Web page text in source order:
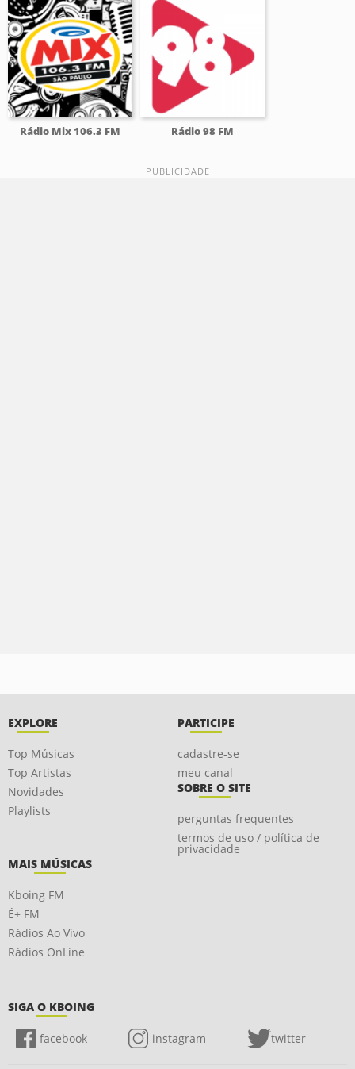
Rádio Mix 106.3 FM Rádio 98 FM
EXPLORE
Top Músicas
Top Artistas
Novidades
Playlists
PARTICIPE
cadastre-se
meu canal
SOBRE O SITE
perguntas frequentes
termos de uso / política de
privacidade
MAIS MÚSICAS
Kboing FM
É+ FM
Rádios Ao Vivo
Rádios OnLine
SIGA O KBOING
facebook instagram twitter